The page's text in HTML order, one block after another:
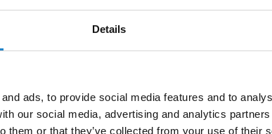
Details
ads, to provide social media features and to
our social media, advertising and analytics
them or that they’ve collected from your use of their
proces produkcji. Zadania te obejmują
transportują surowce i komponenty do różnych
: Dostarczają części i narzędzia pracownikom,
montażowe.